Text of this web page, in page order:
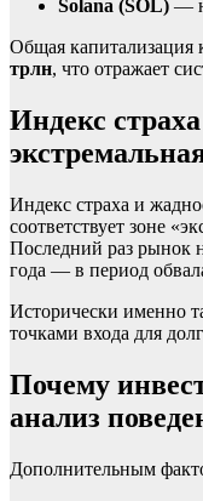
Solana (SOL) —
Общая капитализация
трлн, что отражает
Индекс
Индекс страха и
соответствует зоне
Последний раз рынок
года — в период
Исторически именно
точками входа для
Почему
анализ
Дополнительным